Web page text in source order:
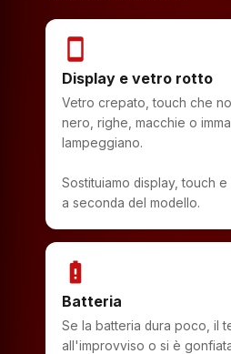
smartphone
Display e vetro rotto
Vetro crepato, touch che
nero, righe, macchie o
lampeggiano.
Sostituiamo display, touch
a seconda del modello.
battery_alert
Batteria
Se la batteria dura poco, il
all'improvviso o si è